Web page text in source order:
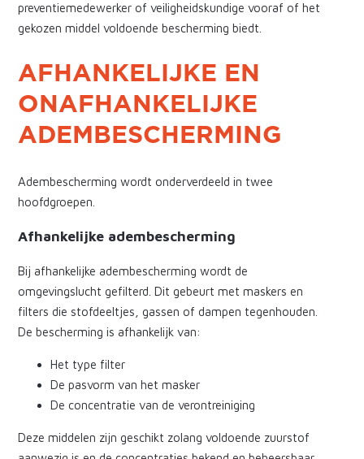
preventiemedewerker of veiligheidskundige vooraf of het
gekozen middel voldoende bescherming biedt.
AFHANKELIJKE EN
ONAFHANKELIJKE
ADEMBESCHERMING
Adembescherming wordt onderverdeeld in twee
hoofdgroepen.
Afhankelijke adembescherming
Bij afhankelijke adembescherming wordt de
omgevingslucht gefilterd. Dit gebeurt met maskers en
filters die stofdeeltjes, gassen of dampen tegenhouden.
De bescherming is afhankelijk van:
Het type filter
De pasvorm van het masker
De concentratie van de verontreiniging
Deze middelen zijn geschikt zolang voldoende zuurstof